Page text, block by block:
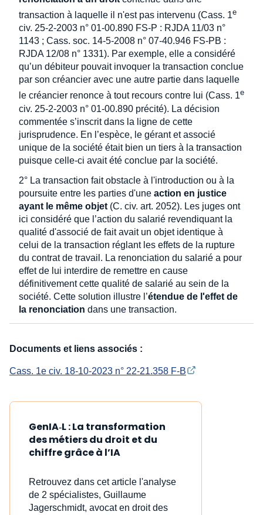
transaction à laquelle il n'est pas intervenu (Cass. 1e
civ. 25-2-2003 n° 01-00.890 FS-P : RJDA 11/03 n°
1143 ; Cass. soc. 14-5-2008 n° 07-40.946 FS-PB :
RJDA 12/08 n° 1331). Par exemple, elle a considéré
qu’un débiteur pouvait invoquer la transaction conclue
par son créancier avec une autre partie dans laquelle
le créancier renonce à tout recours contre lui (Cass. 1e
civ. 25-2-2003 n° 01-00.890 précité). La décision
commentée s’inscrit dans la ligne de cette
jurisprudence. En l’espèce, le gérant et associé
unique de la société était bien un tiers à la transaction
puisque celle-ci avait été conclue par la société.
2° La transaction fait obstacle à l'introduction ou à la
poursuite entre les parties d'une action en justice
ayant le même objet (C. civ. art. 2052). Les juges ont
ici considéré que l’action du salarié revendiquant la
qualité d'associé de fait avait un objet identique à
celui de la transaction réglant les effets de la rupture
du contrat de travail. La renonciation du salarié a pour
effet de lui interdire de remettre en cause
définitivement cette qualité de salarié au sein de la
société. Cette solution illustre l’étendue de l'effet de
la renonciation dans une transaction.
Documents et liens associés :
Cass. 1e civ. 18-10-2023 n° 22-21.358 F-B
GenIA‑L : La transformation
des métiers du droit et du
chiffre grâce à l’IA
Retrouvez dans cet article l'analyse
de 2 spécialistes, Guillaume
Jagerschmidt, avocat en droit des